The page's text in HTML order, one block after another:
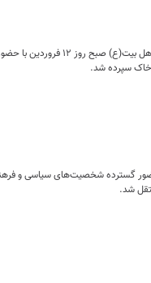
مرحوم مرادی شامگاه روز سه‌شنبه ۱۱ فروردین
ابوی حجت‌الاسلام شهاب مرادی صبح روز 12 فروردین با حضور
شد.